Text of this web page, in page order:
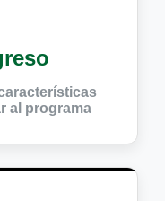
al programa